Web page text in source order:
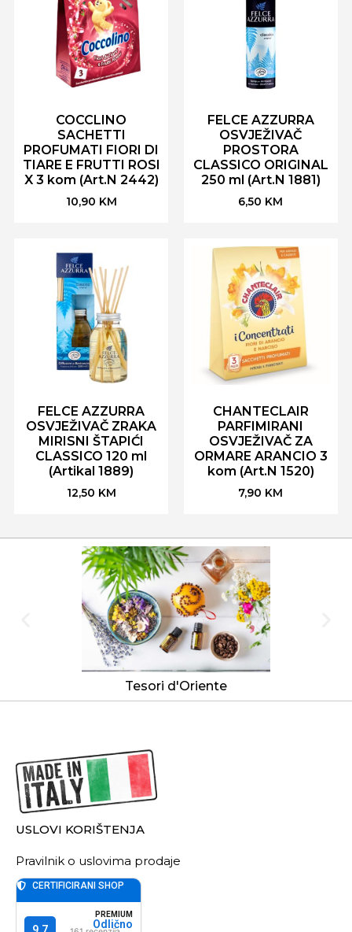
COCCLINO
SACHETTI
PROFUMATI FIORI DI
TIARE E FRUTTI ROSI
X 3 kom (Art.N 2442)
10,90 KM
FELCE AZZURRA
OSVJEŽIVAČ
PROSTORA
CLASSICO ORIGINAL
250 ml (Art.N 1881)
6,50 KM
FELCE AZZURRA
OSVJEŽIVAČ ZRAKA
MIRISNI ŠTAPIĆI
CLASSICO 120 ml
(Artikal 1889)
12,50 KM
CHANTECLAIR
PARFIMIRANI
OSVJEŽIVAČ ZA
ORMARE ARANCIO 3
kom (Art.N 1520)
7,90 KM
Tesori d'Oriente
USLOVI KORIŠTENJA
Pravilnik o uslovima prodaje